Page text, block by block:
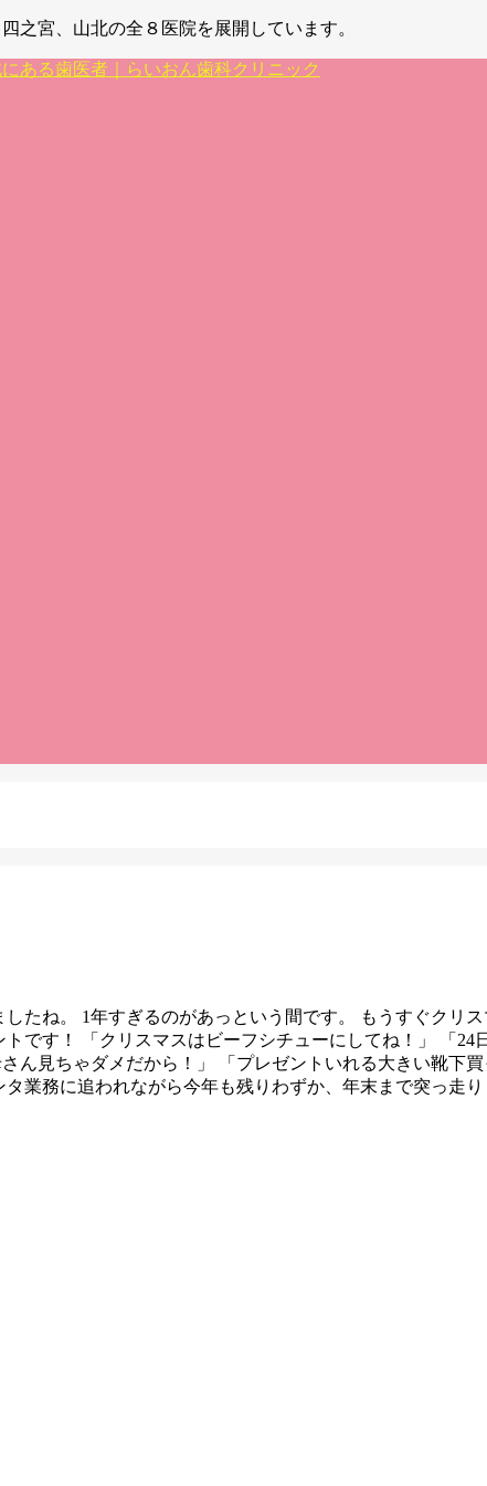
之宮、山北の全８医院を展開しています。
たね。 1年すぎるのがあっという間です。 もうすぐクリ
です！ 「クリスマスはビーフシチューにしてね！」 「
ん見ちゃダメだから！」 「プレゼントいれる大きい靴下
業務に追われながら今年も残りわずか、年末まで突っ走り